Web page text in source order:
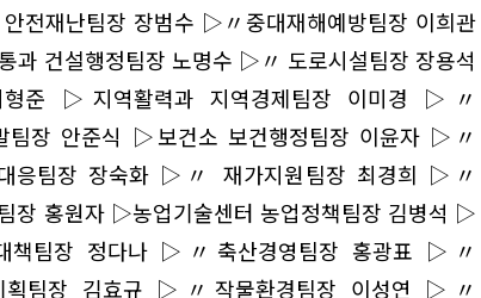
전재난팀장 장범수 ▷〃중대재해예방팀장 이희관
건설행정팀장 노명수 ▷〃 도로시설팀장 장용석
준 ▷지역활력과 지역경제팀장 이미경 ▷〃
팀장 안준식 ▷보건소 보건행정팀장 이윤자 ▷〃
응팀장 장숙화 ▷〃 재가지원팀장 최경희 ▷〃
장 홍원자 ▷농업기술센터 농업정책팀장 김병석 ▷
책팀장 정다나 ▷〃축산경영팀장 홍광표 ▷〃
획팀장 김효규 ▷〃작물환경팀장 이성연 ▷〃